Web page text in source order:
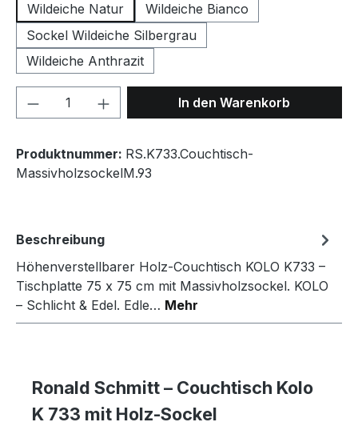
Wildeiche Natur
Wildeiche Bianco
Sockel Wildeiche Silbergrau
Wildeiche Anthrazit
Produkt Anzahl: Gib denIn den Warenkorb
Produktnummer: RS.K733.Couchtisch-
MassivholzsockelM.93
Beschreibung
Höhenverstellbarer Holz-Couchtisch KOLO K733 –
Tischplatte 75 x 75 cm mit Massivholzsockel. KOLO
– Schlicht & Edel. Edle… Mehr
Ronald Schmitt – Couchtisch Kolo
K 733 mit Holz-Sockel